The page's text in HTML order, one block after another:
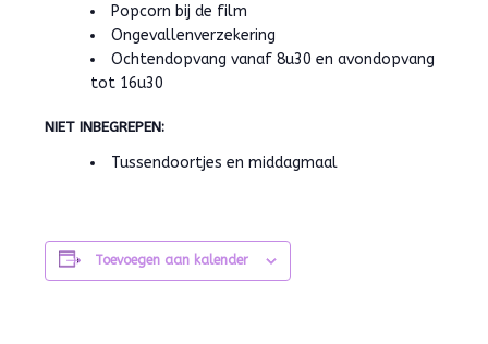
Popcorn bij de film
Ongevallenverzekering
Ochtendopvang vanaf 8u30 en avondopvang
tot 16u30
NIET INBEGREPEN:
Tussendoortjes en middagmaal
Toevoegen aan kalender